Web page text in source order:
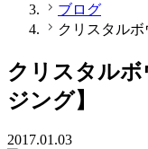
ブログ
クリスタルボ
クリスタルボ
ジング】
2017.01.03